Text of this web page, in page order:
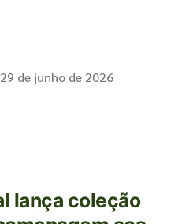
29 de junho de 2026
lança coleção